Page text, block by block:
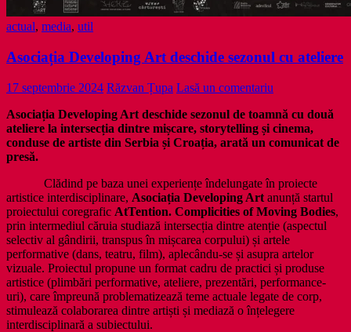
actual, media, util
Asociația Developing Art deschide sezonul cu ateliere
17 septembrie 2024 Răzvan Țupa Lasă un comentariu
Asociația Developing Art deschide sezonul de toamnă cu două
ateliere la intersecția dintre mișcare, storytelling și cinema,
conduse de artiste din Serbia și Croația, arată un comunicat de
presă.
Clădind pe baza unei experiențe îndelungate în proiecte
artistice interdisciplinare, Asociația Developing Art anunță startul
proiectului coregrafic AtTention. Complicities of Moving Bodies,
prin intermediul căruia studiază intersecția dintre atenție (aspectul
selectiv al gândirii, transpus în mișcarea corpului) și artele
performative (dans, teatru, film), aplecându-se și asupra artelor
vizuale. Proiectul propune un format cadru de practici și produse
artistice (plimbări performative, ateliere, prezentări, performance-
uri), care împreună problematizează teme actuale legate de corp,
stimulează colaborarea dintre artiști și mediază o înțelegere
interdisciplinară a subiectului.